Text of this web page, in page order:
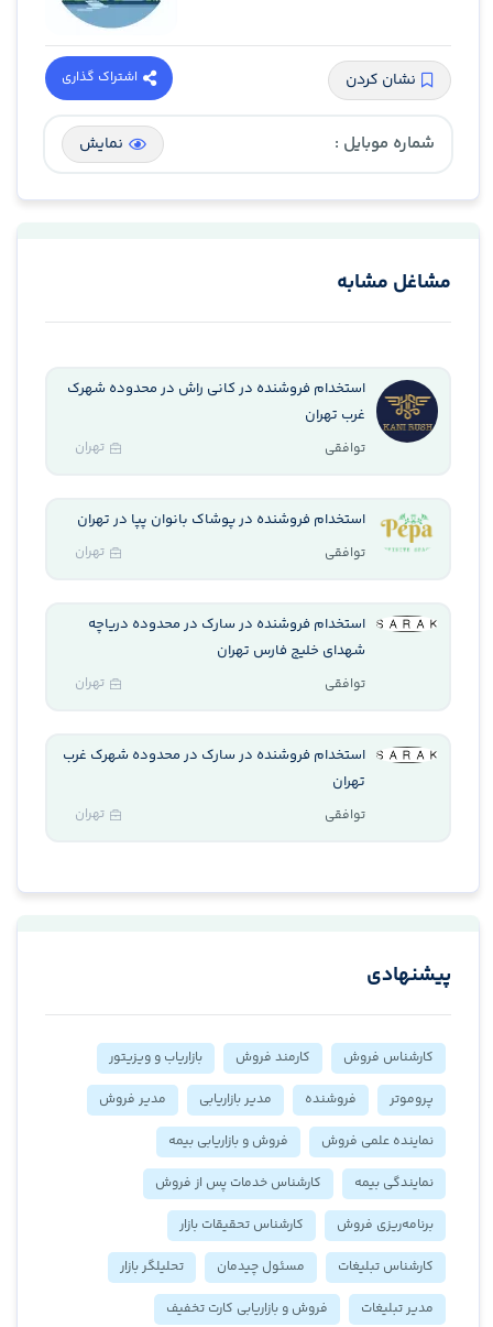
نشان کردن اشتراک گذاری
شماره موبایل : نمایش
مشاغل مشابه
استخدام فروشنده در کانی راش در محدوده شهرک
غرب تهران
توافقی تهران
استخدام فروشنده در پوشاک بانوان پپا در تهران
توافقی تهران
استخدام فروشنده در سارک در محدوده دریاچه
شهدای خلیج فارس تهران
توافقی تهران
استخدام فروشنده در سارک در محدوده شهرک غرب
تهران
توافقی تهران
پیشنهادی
کارشناس فروش کارمند فروش
بازاریاب و ویزیتور
پروموتر
فروشنده مدیر بازاریابی
مدیر فروش
نماینده علمی فروش
فروش و بازاریابی بیمه
نمایندگی بیمه
کارشناس خدمات پس از فروش
برنامه‌ریزی فروش
کارشناس تحقیقات بازار
کارشناس تبلیغات
مسئول چیدمان
تحلیلگر بازار
مدیر تبلیغات
فروش و بازاریابی کارت تخفیف